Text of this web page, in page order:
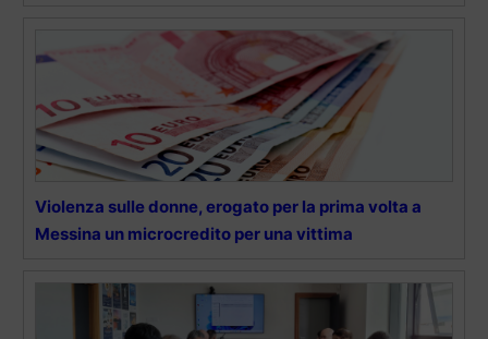
Violenza sulle donne, erogato per la prima volta a
Messina un microcredito per una vittima